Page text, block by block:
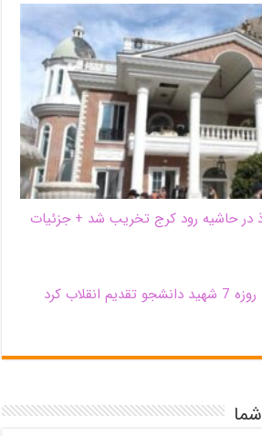
در حاشیه‌ رود کرج تخریب شد + جزئیات